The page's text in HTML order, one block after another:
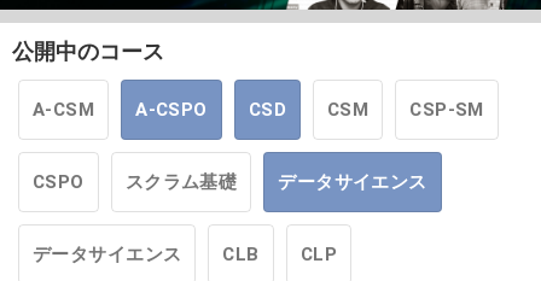
公開中のコース
A-CSM A-CSPO CSD CSM CSP-SM
CSPO スクラム基礎 データサイエンス
データサイエンス CLB CLP